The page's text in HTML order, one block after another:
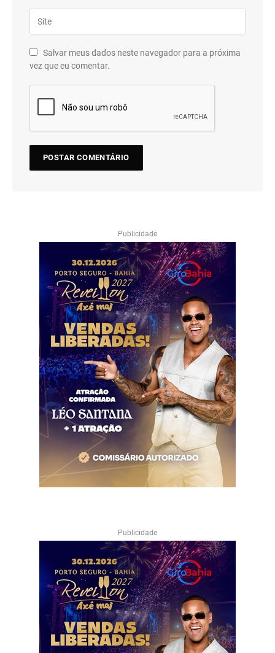
Salvar meus dados neste navegador para a próxima
vez que eu comentar.
Publicidade
Publicidade